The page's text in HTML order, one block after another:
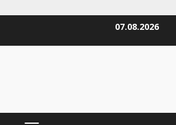
07.08.2026